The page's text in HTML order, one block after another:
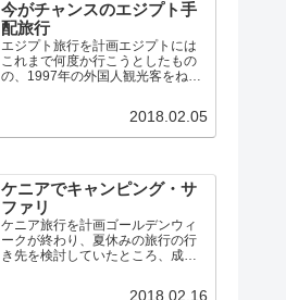
今がチャンスのエジプト手
配旅行
エジプト旅行を計画エジプトには
これまで何度か行こうとしたもの
の、1997年の外国人観光客をねら
らくは行けそうにないなあと思え
る事件が何かしら起きていまし
2018.02.05
ケニアでキャンピング・サ
ファリ
ケニア旅行を計画ゴールデンウィ
ークが終わり、夏休みの旅行の行
き先を検討していたところ、成
2018.02.16